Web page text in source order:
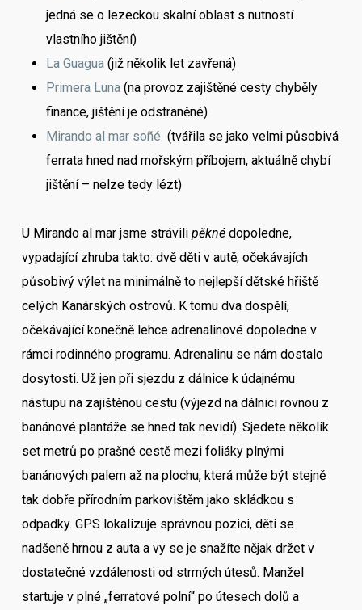
jedná se o lezeckou skalní oblast s nutností
vlastního jištění)
La Guagua(již několik let zavřená)
Primera Luna(na provoz zajištěné cesty chyběly
finance, jištění je odstraněné)
Mirando al mar soñé (tvářila se jako velmi působivá
ferrata hned nad mořským příbojem, aktuálně chybí
jištění – nelze tedy lézt)
U Mirando al mar jsme strávili pěknédopoledne,
vypadající zhruba takto: dvě děti v autě, očekávajích
působivý výlet na minimálně to nejlepší dětské hřiště
celých Kanárských ostrovů. K tomu dva dospělí,
očekávající konečně lehce adrenalinové dopoledne v
rámci rodinného programu. Adrenalinu se nám dostalo
dosytosti. Už jen při sjezdu z dálnice k údajnému
nástupu na zajištěnou cestu (výjezd na dálnici rovnou z
banánové plantáže se hned tak nevidí). Sjedete několik
set metrů po prašné cestě mezi foliáky plnými
banánových palem až na plochu, která může být stejně
tak dobře přírodním parkovištěm jako skládkou s
odpadky. GPS lokalizuje správnou pozici, děti se
nadšeně hrnou z auta a vy se je snažíte nějak držet v
dostatečné vzdálenosti od strmých útesů. Manžel
startuje v plné „ferratové polní“ po útesech dolů a